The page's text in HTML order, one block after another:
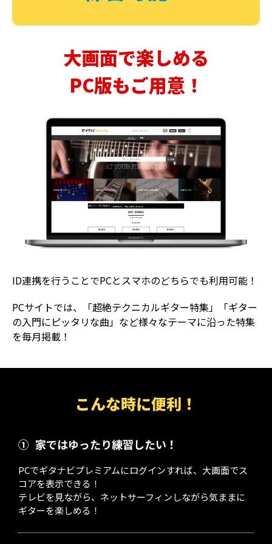
大画面で楽しめる
PC版もご用意！
ID連携を行うことでPCとスマホのどちらでも利用可能！
PCサイトでは、「超絶テクニカルギター特集」「ギター
の入門にピッタリな曲」など様々なテーマに沿った特集
を毎月掲載！
こんな時に便利！
① 家ではゆったり練習したい！
PCでギタナビプレミアムにログインすれば、大画面でス
コアを表示できる！
テレビを見ながら、ネットサーフィンしながら気ままに
ギターを楽しめる！